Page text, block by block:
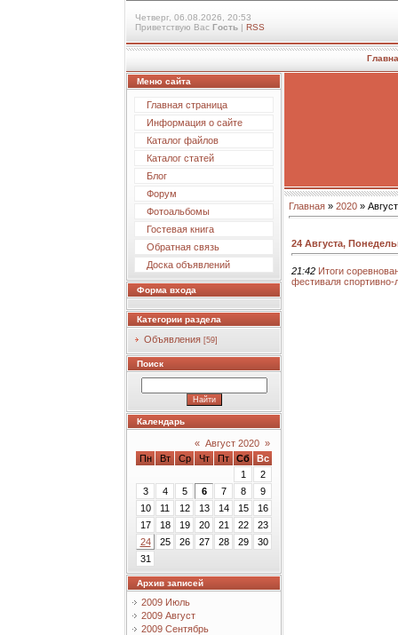
Четверг, 06.08.2026, 20:53
Приветствую Вас Гость | RSS
Меню сайта
Главная страница
Информация о сайте
Каталог файлов
Каталог статей
Блог
Форум
Фотоальбомы
Гостевая книга
Обратная связь
Доска объявлений
Форма входа
Категории раздела
Объявления [59]
Поиск
Календарь
« Август 2020 »
Пн
Вт Ср Чт Пт Сб
Вс
1
2
3
4 5 6 7 8
9
10
11 12 13 14 15
16
17
18 19 20 21 22
23
24
25 26 27 28 29
30
31
Архив записей
2009 Июль
2009 Август
2009 Сентябрь
Главная » 2020 » Август
24 Августа,
21:42 Итоги
фестиваля спортивно-